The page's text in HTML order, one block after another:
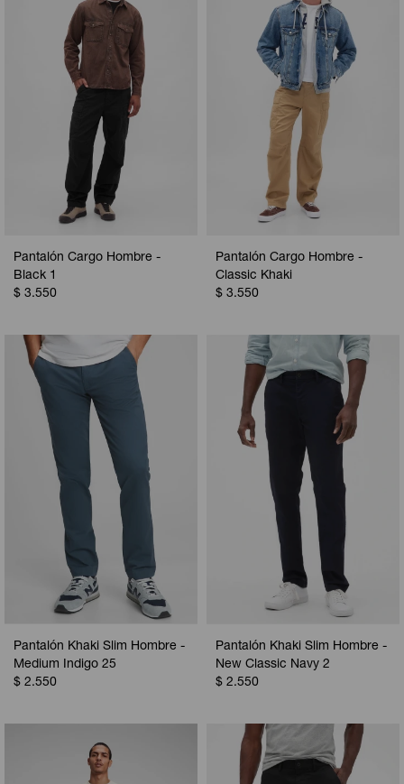
Pantalón Cargo Hombre -
Black 1
$ 3.550
Pantalón Cargo Hombre -
Classic Khaki
$ 3.550
Pantalón Khaki Slim Hombre -
Medium Indigo 25
$ 2.550
Pantalón Khaki Slim Hombre -
New Classic Navy 2
$ 2.550
Camperas
Musculosas
Shorts
Vestidos y polleras
Pijamas
Calzas
Camperas
Chalecos
Shorts
Ropa interior
Polos
Camperas
Chalecos
Ropa interior
Pijamas
Camperas
Pijamas